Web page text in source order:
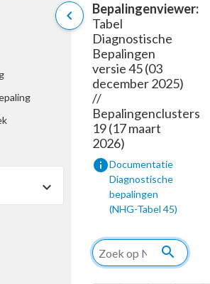
chevron_left
Bepalingenviewer:
Tabel
Diagnostische
Bepalingen
versie 45 (03
december 2025)
//
Bepalingenclusters
19 (17 maart
2026)
infoDocumentatie
Diagnostische
bepalingen
(NHG-Tabel 45)
search